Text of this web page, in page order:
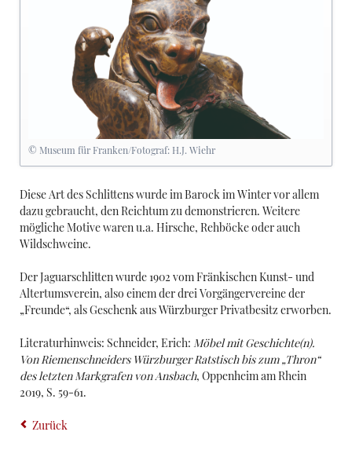
© Museum für Franken/Fotograf: H.J. Wiehr
Diese Art des Schlittens wurde im Barock im Winter vor allem
dazu gebraucht, den Reichtum zu demonstrieren. Weitere
mögliche Motive waren u.a. Hirsche, Rehböcke oder auch
Wildschweine.
Der Jaguarschlitten wurde 1902 vom Fränkischen Kunst- und
Altertumsverein, also einem der drei Vorgängervereine der
„Freunde“, als Geschenk aus Würzburger Privatbesitz erworben.
Literaturhinweis: Schneider, Erich: Möbel mit Geschichte(n).
Von Riemenschneiders Würzburger Ratstisch bis zum „Thron“
des letzten Markgrafen von Ansbach, Oppenheim am Rhein
2019, S. 59-61.
Zurück